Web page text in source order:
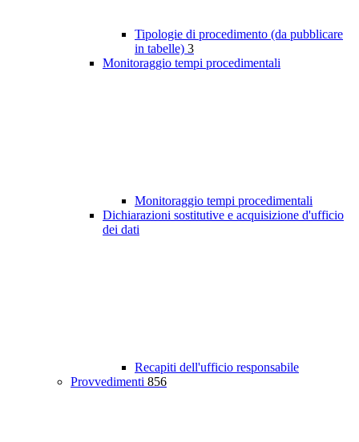
Tipologie di procedimento (da pubblicare
in tabelle) 3
Monitoraggio tempi procedimentali
Monitoraggio tempi procedimentali
Dichiarazioni sostitutive e acquisizione d'ufficio
dei dati
Recapiti dell'ufficio responsabile
Provvedimenti 856